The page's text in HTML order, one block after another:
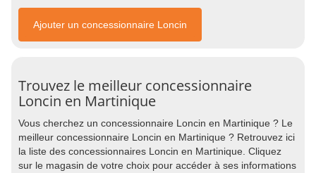
Ajouter un concessionnaire Loncin
Trouvez le meilleur concessionnaire
Loncin en Martinique
Vous cherchez un concessionnaire Loncin en Martinique ? Le
meilleur concessionnaire Loncin en Martinique ? Retrouvez ici
la liste des concessionnaires Loncin en Martinique. Cliquez
sur le magasin de votre choix pour accéder à ses informations